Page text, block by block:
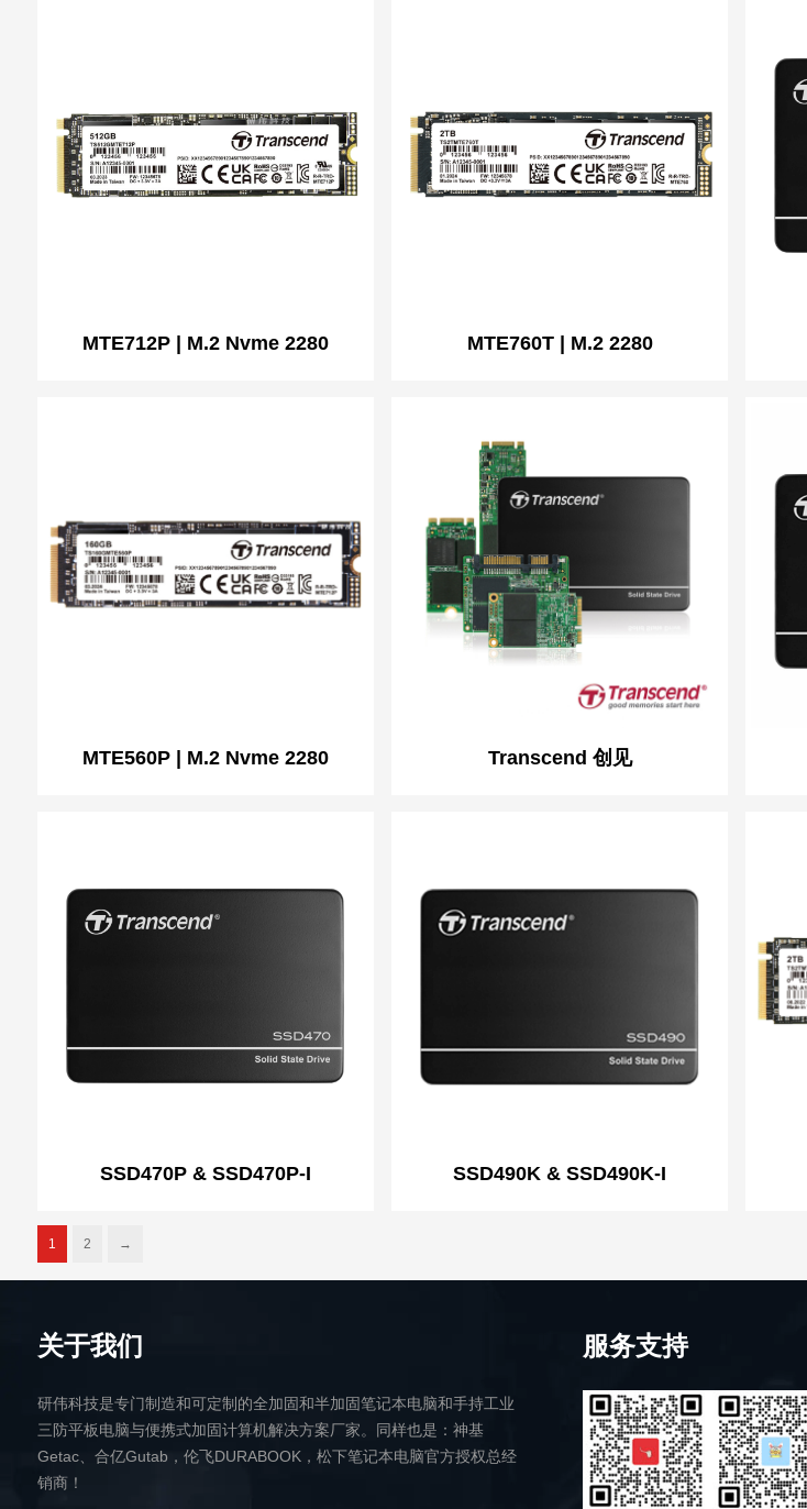
MTE712P | M.2 Nvme 2280 MTE760T | M.2 2280
MTE560P | M.2 Nvme 2280 Transcend 创见
SSD470P & SSD470P-I SSD490K & SSD490K-I
1 2 →
关于我们
研伟科技是专门制造和可定制的全加固和半加固笔记本电脑和手持工业
三防平板电脑与便携式加固计算机解决方案厂家。同样也是：神基
Getac、合亿Gutab，伦飞DURABOOK，松下笔记本电脑官方授权总经
销商！
服务支持